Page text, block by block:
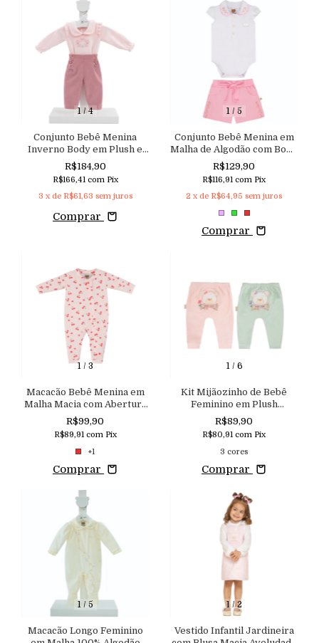
1/ 4
Conjunto Bebê Menina
Inverno Body em Plush e
Calça em Plush Cotelê
Aconchego
R$184,90
R$166,41 com Pix
3 x de R$61,63 sem juros
Comprar
1/ 5
Conjunto Bebê Menina em
Malha de Algodão com Body
com Gola Bordada e Shorts
com Cós de Elástico e
Bordado Floral Aconchego
R$129,90
R$116,91 com Pix
2 x de R$64,95 sem juros
Comprar
1/ 3
Macacão Bebê Menina em
Malha Macia com Abertura
Frontal em Zíper e
Estampa Exclusiva
Aconchego
R$99,90
R$89,91 com Pix
+1
Comprar
1/ 6
Kit Mijãozinho de Bebê
Feminino em Plush
Aconchego
R$89,90
R$80,91 com Pix
3 cores
Comprar
1/5
Macacão Longo Feminino
1/2
Vestido Infantil Jardineira